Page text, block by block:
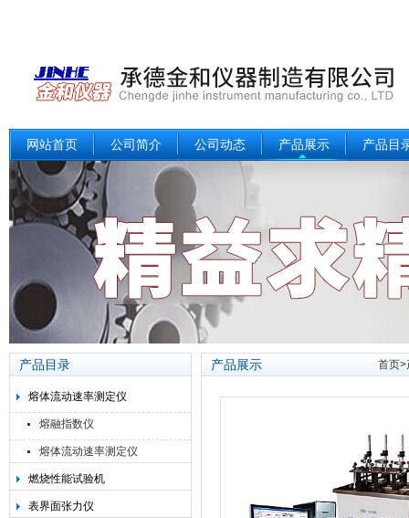
网站首页 公司简介 公司动态 产品展示 产品目
产品目录
熔体流动速率测定仪
熔融指数仪
熔体流动速率测定仪
燃烧性能试验机
表界面张力仪
产品展示 首页>